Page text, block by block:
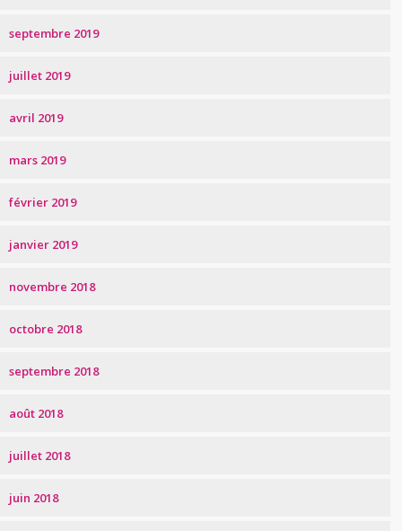
septembre 2019
juillet 2019
avril 2019
mars 2019
février 2019
janvier 2019
novembre 2018
octobre 2018
septembre 2018
août 2018
juillet 2018
juin 2018